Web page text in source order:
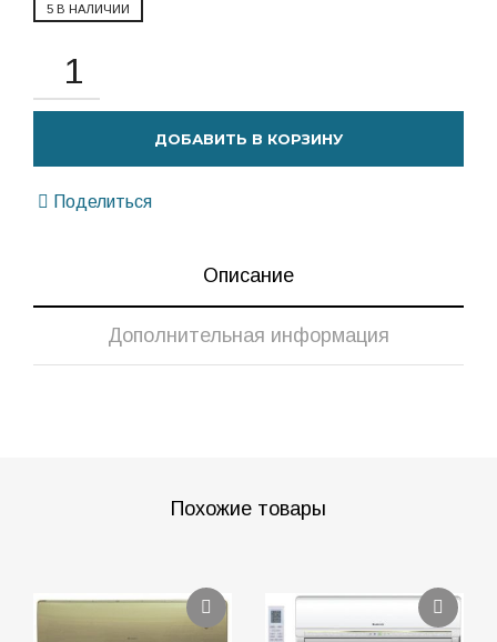
5 В НАЛИЧИИ
ДОБАВИТЬ В КОРЗИНУ
Поделиться
Описание
Дополнительная информация
Похожие товары